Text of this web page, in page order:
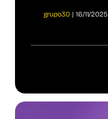
grupo30 | 16/11/2025